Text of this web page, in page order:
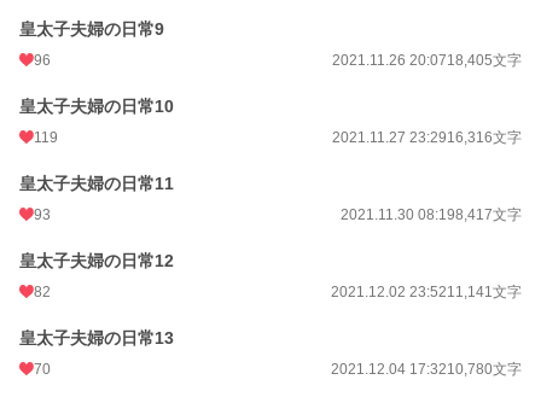
皇太子夫婦の日常9
96 2021.11.26 20:0718,405文字
皇太子夫婦の日常10
119 2021.11.27 23:2916,316文字
皇太子夫婦の日常11
93 2021.11.30 08:198,417文字
皇太子夫婦の日常12
82 2021.12.02 23:5211,141文字
皇太子夫婦の日常13
70 2021.12.04 17:3210,780文字